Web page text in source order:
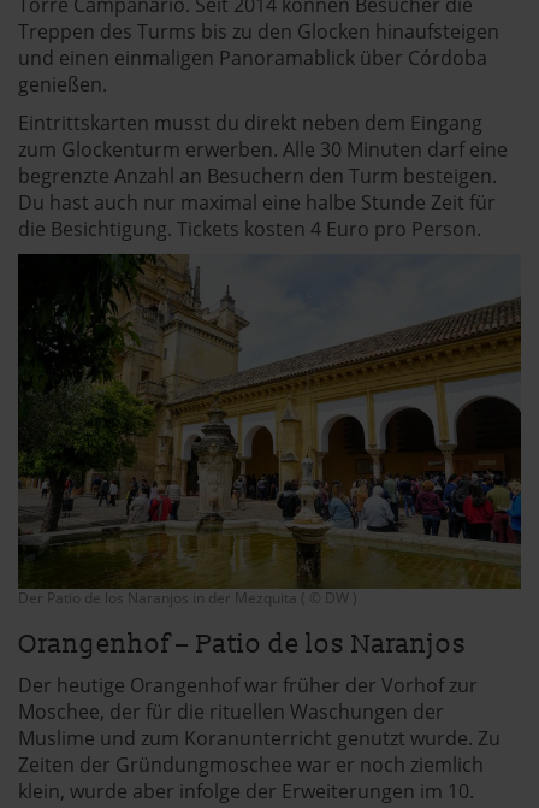
Treppen des Turms bis zu den Glocken hinaufsteigen
und einen einmaligen Panoramablick über Córdoba
genießen.
Eintrittskarten musst du direkt neben dem Eingang
zum Glockenturm erwerben. Alle 30 Minuten darf eine
begrenzte Anzahl an Besuchern den Turm besteigen.
Du hast auch nur maximal eine halbe Stunde Zeit für
die Besichtigung. Tickets kosten 4 Euro pro Person.
Der Patio de los Naranjos in der Mezquita ( © DW )
Orangenhof – Patio de los Naranjos
Der heutige Orangenhof war früher der Vorhof zur
Moschee, der für die rituellen Waschungen der
Muslime und zum Koranunterricht genutzt wurde. Zu
Zeiten der Gründungmoschee war er noch ziemlich
klein, wurde aber infolge der Erweiterungen im 10.